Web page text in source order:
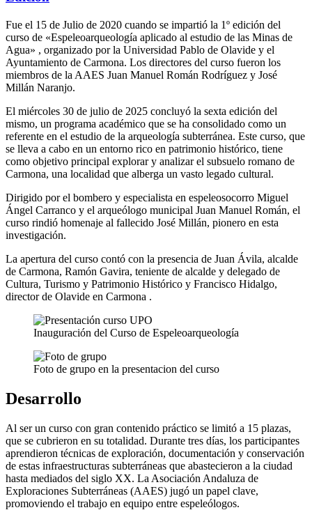
Fue el 15 de Julio de 2020 cuando se impartió la 1º edición del
curso de «Espeleoarqueología aplicado al estudio de las Minas de
Agua» , organizado por la Universidad Pablo de Olavide y el
Ayuntamiento de Carmona. Los directores del curso fueron los
miembros de la AAES Juan Manuel Román Rodríguez y José
Millán Naranjo.
El miércoles 30 de julio de 2025 concluyó la sexta edición del
mismo, un programa académico que se ha consolidado como un
referente en el estudio de la arqueología subterránea. Este curso, que
se lleva a cabo en un entorno rico en patrimonio histórico, tiene
como objetivo principal explorar y analizar el subsuelo romano de
Carmona, una localidad que alberga un vasto legado cultural.
Dirigido por el bombero y especialista en espeleosocorro Miguel
Ángel Carranco y el arqueólogo municipal Juan Manuel Román, el
curso rindió homenaje al fallecido José Millán, pionero en esta
investigación.
La apertura del curso contó con la presencia de Juan Ávila, alcalde
de Carmona, Ramón Gavira, teniente de alcalde y delegado de
Cultura, Turismo y Patrimonio Histórico y Francisco Hidalgo,
director de Olavide en Carmona .
Inauguración del Curso de Espeleoarqueología
Foto de grupo en la presentacion del curso
Desarrollo
Al ser un curso con gran contenido práctico se limitó a 15 plazas,
que se cubrieron en su totalidad. Durante tres días, los participantes
aprendieron técnicas de exploración, documentación y conservación
de estas infraestructuras subterráneas que abastecieron a la ciudad
hasta mediados del siglo XX. La Asociación Andaluza de
Exploraciones Subterráneas (AAES) jugó un papel clave,
promoviendo el trabajo en equipo entre espeleólogos.